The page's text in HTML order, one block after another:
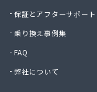
(株)佐山
(株)佐藤ガスサー
(株)三友
保証とアフターサポート
乗り換え事例集
FAQ
弊社について